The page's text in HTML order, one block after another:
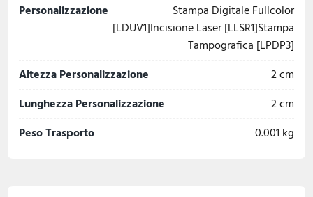
Personalizzazione
Stampa Digitale Fullcolor
[LDUV1]Incisione Laser [LLSR1]Stampa
Tampografica [LPDP3]
Altezza Personalizzazione
2 cm
Lunghezza Personalizzazione
2 cm
Peso Trasporto
0.001 kg